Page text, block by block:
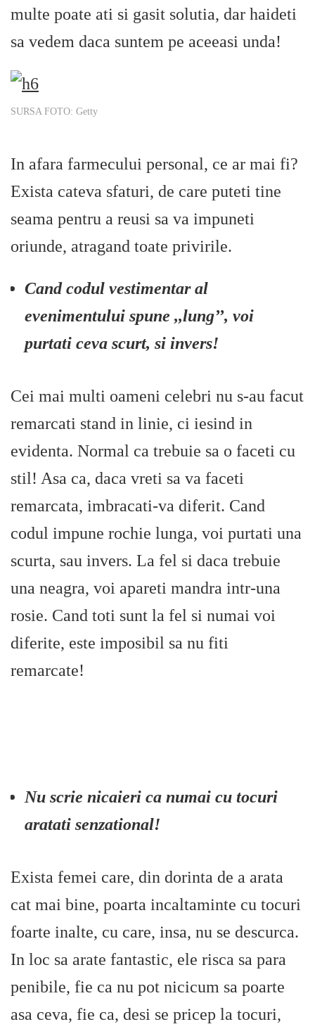
multe poate ati si gasit solutia, dar haideti
sa vedem daca suntem pe aceeasi unda!
SURSA FOTO: Getty
In afara farmecului personal, ce ar mai fi?
Exista cateva sfaturi, de care puteti tine
seama pentru a reusi sa va impuneti
oriunde, atragand toate privirile.
Cand codul vestimentar al
evenimentului spune ,,lung’’, voi
purtati ceva scurt, si invers!
Cei mai multi oameni celebri nu s-au facut
remarcati stand in linie, ci iesind in
evidenta. Normal ca trebuie sa o faceti cu
stil! Asa ca, daca vreti sa va faceti
remarcata, imbracati-va diferit. Cand
codul impune rochie lunga, voi purtati una
scurta, sau invers. La fel si daca trebuie
una neagra, voi apareti mandra intr-una
rosie. Cand toti sunt la fel si numai voi
diferite, este imposibil sa nu fiti
remarcate!
Nu scrie nicaieri ca numai cu tocuri
aratati senzational!
Exista femei care, din dorinta de a arata
cat mai bine, poarta incaltaminte cu tocuri
foarte inalte, cu care, insa, nu se descurca.
In loc sa arate fantastic, ele risca sa para
penibile, fie ca nu pot nicicum sa poarte
asa ceva, fie ca, desi se pricep la tocuri,